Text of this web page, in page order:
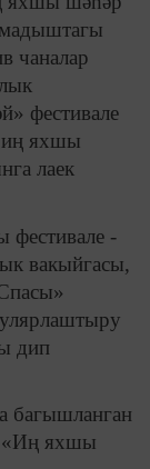
чаналар
фестивале
иң яхшы
лаек
фестивале -
вакыйгасы,
дип
багышланган
«Иң яхшы